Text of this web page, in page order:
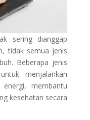
sering dianggap
tidak semua jenis
Beberapa jenis
menjalankan
membantu
kesehatan secara